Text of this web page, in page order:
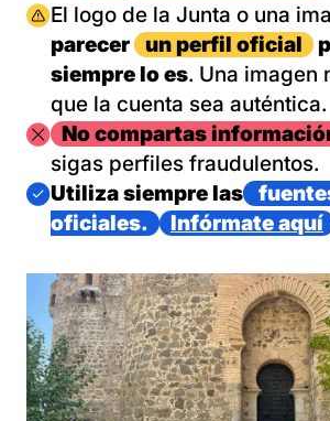
Imagen
El logo de la Junta o una
parecer
un perfil oficial
siempre lo es. Una imagen
que la cuenta sea auténtica.
ImagenNo compartas
sigas perfiles fraudulentos.
Imagen
Utiliza siempre las
oficiales.
Infórmate aquí